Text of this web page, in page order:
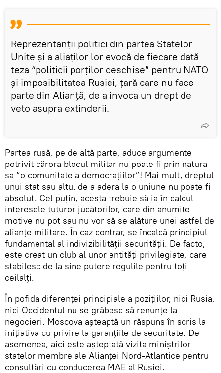
Reprezentanții politici din partea Statelor
Unite și a aliaților lor evocă de fiecare dată
teza “politicii porților deschise” pentru NATO
și imposibilitatea Rusiei, țară care nu face
parte din Alianță, de a invoca un drept de
veto asupra extinderii.
Partea rusă, pe de altă parte, aduce argumente
potrivit cărora blocul militar nu poate fi prin natura
sa “o comunitate a democrațiilor”! Mai mult, dreptul
unui stat sau altul de a adera la o uniune nu poate fi
absolut. Cel puțin, acesta trebuie să ia în calcul
interesele tuturor jucătorilor, care din anumite
motive nu pot sau nu vor să se alăture unei astfel de
alianțe militare. În caz contrar, se încalcă principiul
fundamental al indivizibilității securității. De facto,
este creat un club al unor entități privilegiate, care
stabilesc de la sine putere regulile pentru toți
ceilalți.
În pofida diferenței principiale a pozițiilor, nici Rusia,
nici Occidentul nu se grăbesc să renunțe la
negocieri. Moscova așteaptă un răspuns în scris la
inițiativa cu privire la garanțiile de securitate. De
asemenea, aici este așteptată vizita miniștrilor
statelor membre ale Alianței Nord-Atlantice pentru
consultări cu conducerea MAE al Rusiei.